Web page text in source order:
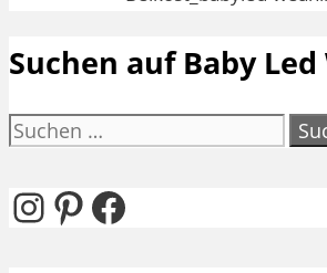
Suchen auf Baby
Suchen
Instagram
Pinterest
Facebook